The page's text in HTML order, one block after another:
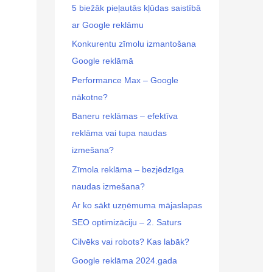
5 biežāk pieļautās kļūdas saistībā
ar Google reklāmu
Konkurentu zīmolu izmantošana
Google reklāmā
Performance Max – Google
nākotne?
Baneru reklāmas – efektīva
reklāma vai tupa naudas
izmešana?
Zīmola reklāma – bezjēdzīga
naudas izmešana?
Ar ko sākt uzņēmuma mājaslapas
SEO optimizāciju – 2. Saturs
Cilvēks vai robots? Kas labāk?
Google reklāma 2024.gada